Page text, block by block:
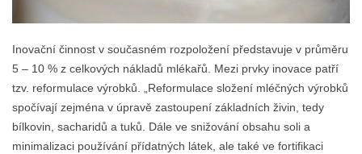
Inovační činnost v současném rozpoložení představuje v průměru
5 – 10 % z celkových nákladů mlékařů. Mezi prvky inovace patří
tzv. reformulace výrobků. „Reformulace složení mléčných výrobků
spočívají zejména v úpravě zastoupení základních živin, tedy
bílkovin, sacharidů a tuků. Dále ve snižování obsahu soli a
minimalizaci používání přídatných látek, ale také ve fortifikaci